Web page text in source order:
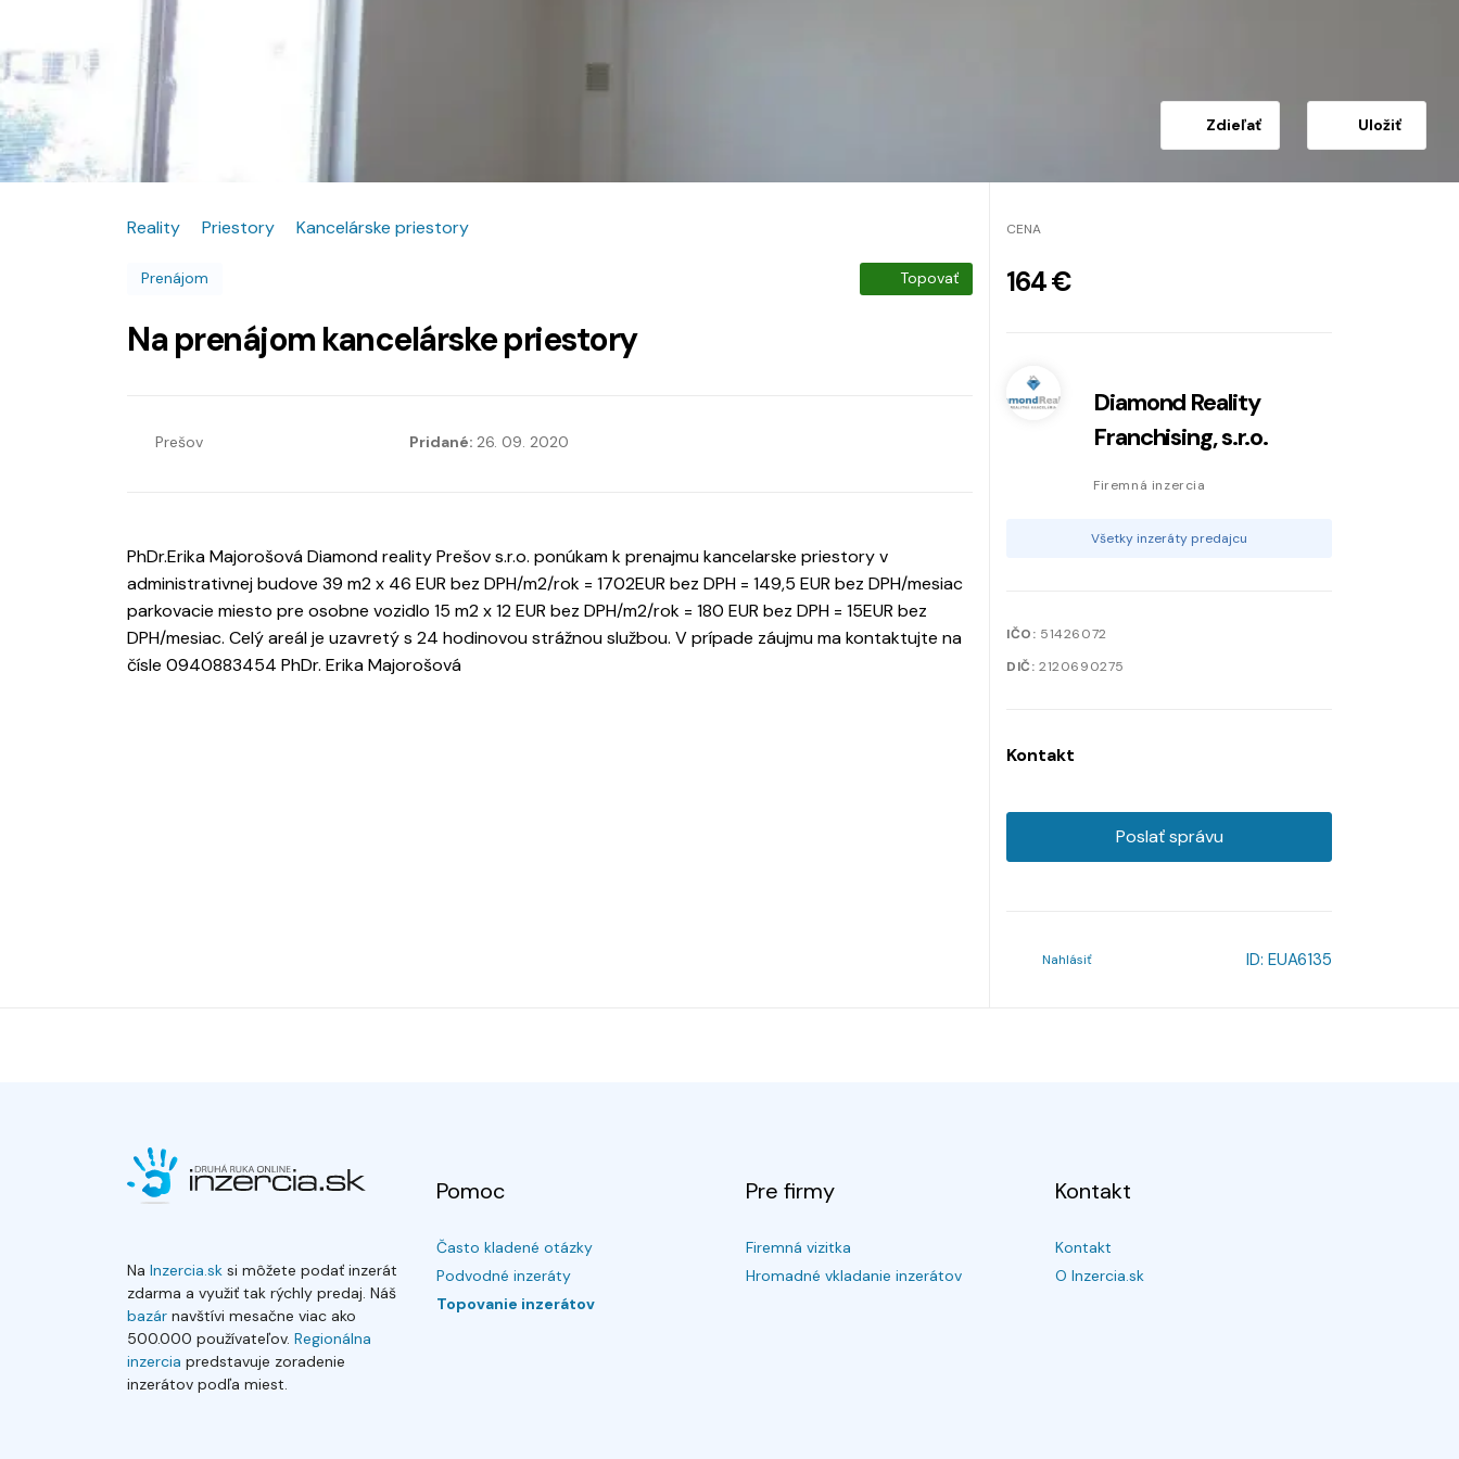
Zdieľať Uložiť
Reality Priestory Kancelárske priestory
Prenájom Topovať
Na prenájom kancelárske priestory
Prešov Pridané: 26. 09. 2020
PhDr.Erika Majorošová Diamond reality Prešov s.r.o. ponúkam k prenajmu kancelarske priestory v
administrativnej budove 39 m2 x 46 EUR bez DPH/m2/rok = 1702EUR bez DPH = 149,5 EUR bez DPH/mesiac
parkovacie miesto pre osobne vozidlo 15 m2 x 12 EUR bez DPH/m2/rok = 180 EUR bez DPH = 15EUR bez
DPH/mesiac. Celý areál je uzavretý s 24 hodinovou strážnou službou. V prípade záujmu ma kontaktujte na
čísle 0940883454 PhDr. Erika Majorošová
CENA
164 €
Diamond Reality
Franchising, s.r.o.
Firemná inzercia
Všetky inzeráty predajcu
IČO: 51426072
DIČ: 2120690275
Kontakt
Poslať správu
Nahlásiť ID: EUA6135
Na Inzercia.sk si môžete podať inzerát
zdarma a využiť tak rýchly predaj. Náš
bazár navštívi mesačne viac ako
500.000 používateľov. Regionálna
inzercia predstavuje zoradenie
inzerátov podľa miest.
Pomoc
Často kladené otázky
Podvodné inzeráty
Topovanie inzerátov
Pre firmy
Firemná vizitka
Hromadné vkladanie inzerátov
Kontakt
Kontakt
O Inzercia.sk